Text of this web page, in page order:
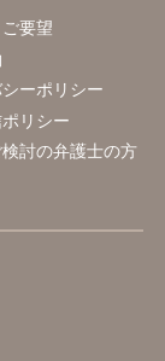
要望
ーポリシー
リシー
討の弁護士の方